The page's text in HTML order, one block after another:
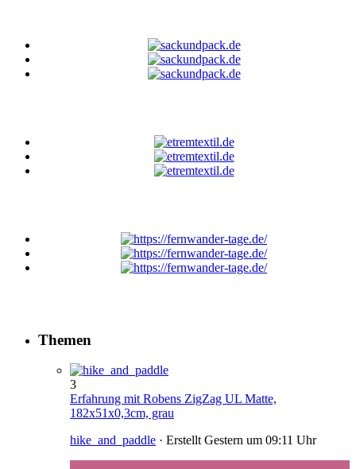
Themen
3
Erfahrung mit Robens ZigZag UL Matte,
182x51x0,3cm, grau
hike_and_paddle · ErstelltGestern um 09:11 Uhr